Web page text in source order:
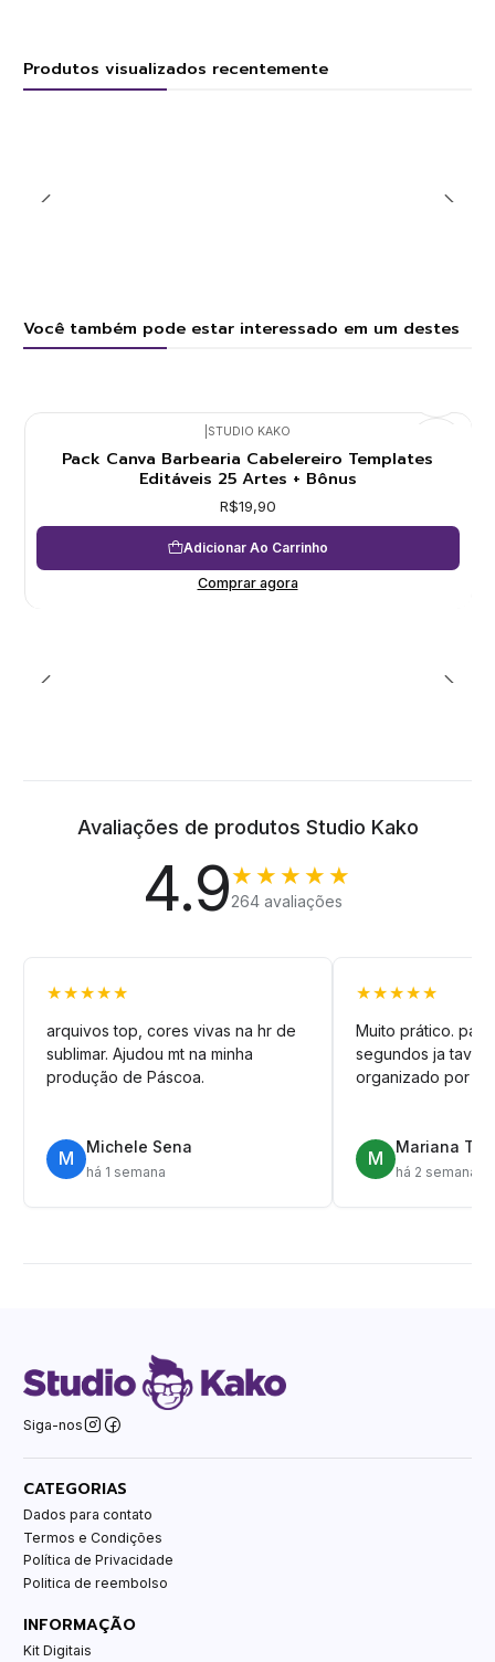
Produtos visualizados recentemente
Você também pode estar interessado em um destes
STUDIO KAKO
Pack Canva Barbearia Cabelereiro Templates
Editáveis 25 Artes + Bônus
R$19,90
Adicionar Ao Carrinho
Comprar agora
Avaliações de produtos Studio Kako
4.9★★★★★
264 avaliações
★★★★★
arquivos top, cores vivas na hr de
sublimar. Ajudou mt na minha
produção de Páscoa.
M
Michele Sena
há 1 semana
★★★★★
Muito prático.
segundos ja tava
organizado por
M
Mariana T.
há 2 semanas
Siga-nos
CATEGORIAS
Dados para contato
Termos e Condições
Política de Privacidade
Politica de reembolso
INFORMAÇÃO
Kit Digitais